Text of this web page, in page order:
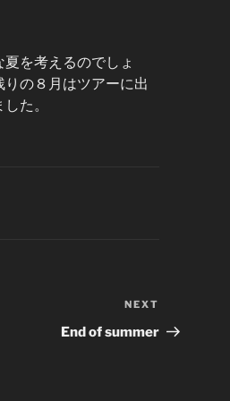
を考えるのでしょ
の８月はツアーに出
た。
Post
NEXT
End of summer